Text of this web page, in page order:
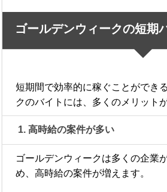
ゴールデンウィークの短期
短期間で効率的に稼ぐことができ
クのバイトには、多くのメリット
1. 高時給の案件が多い
ゴールデンウィークは多くの企業
め、高時給の案件が増えます。